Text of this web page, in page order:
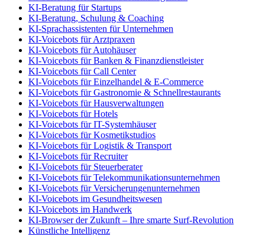
KI-Beratung für Startups
KI-Beratung, Schulung & Coaching
KI-Sprachassistenten für Unternehmen
KI-Voicebots für Arztpraxen
KI-Voicebots für Autohäuser
KI-Voicebots für Banken & Finanzdienstleister
KI-Voicebots für Call Center
KI-Voicebots für Einzelhandel & E-Commerce
KI-Voicebots für Gastronomie & Schnellrestaurants
KI-Voicebots für Hausverwaltungen
KI-Voicebots für Hotels
KI-Voicebots für IT-Systemhäuser
KI-Voicebots für Kosmetikstudios
KI-Voicebots für Logistik & Transport
KI-Voicebots für Recruiter
KI-Voicebots für Steuerberater
KI-Voicebots für Telekommunikationsunternehmen
KI-Voicebots für Versicherungenunternehmen
KI-Voicebots im Gesundheitswesen
KI-Voicebots im Handwerk
KI‑Browser der Zukunft – Ihre smarte Surf‑Revolution
Künstliche Intelligenz